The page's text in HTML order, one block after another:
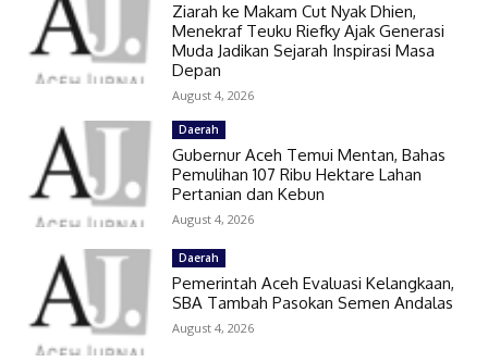
Ziarah ke Makam Cut Nyak Dhien,
Menekraf Teuku Riefky Ajak Generasi
Muda Jadikan Sejarah Inspirasi Masa
Depan
August 4, 2026
Daerah
Gubernur Aceh Temui Mentan, Bahas
Pemulihan 107 Ribu Hektare Lahan
Pertanian dan Kebun
August 4, 2026
Daerah
Pemerintah Aceh Evaluasi Kelangkaan,
SBA Tambah Pasokan Semen Andalas
August 4, 2026